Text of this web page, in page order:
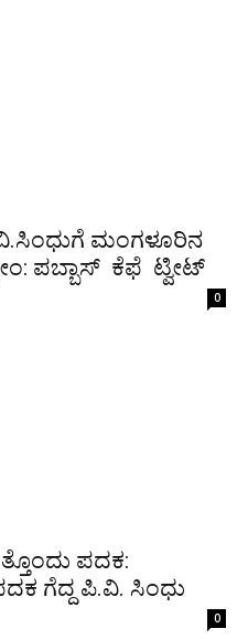
ಮಂಗಳೂರಿನ
ಪಬ್ಬಾಸ್ ಕೆಫೆ ಟ್ವೀಟ್
0
ಪದಕ:
ಗೆದ್ದ ಪಿ.ವಿ. ಸಿಂಧು
0